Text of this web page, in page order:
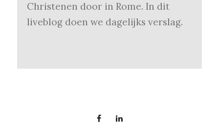
Christenen door in Rome. In dit
liveblog doen we dagelijks verslag.